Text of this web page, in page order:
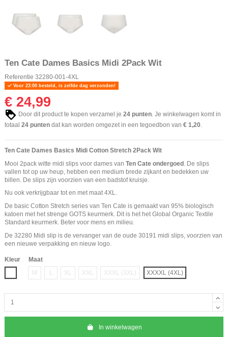
Ten Cate Dames Basics Midi 2Pack Wit
Referentie 32280-001-4XL
Voor 23:00 besteld, is zelfde dag verzonden!
€ 24,99
Door dit product te kopen verzamel je 24 punten . Je winkelwagen komt in
totaal 24 punten dat kan worden omgezet in een tegoedbon van € 1,20
Ten Cate Dames Basics Midi Cotton Stretch 2Pack Wit
Mooi 2pack witte midi slips voor dames van Ten Cate ondergoed . De slips
vallen tot op uw heup, hebben een medium brede zijkant en bedekken uw
billen. De slips zijn voorzien van een badstof kruisje.
Nu ook verkrijgbaar tot en met maat 4XL.
De basic Cotton Stretch series van Ten Cate is gemaakt van 95% biologisch
katoen met het strenge GOTS keurmerk. Dit is het het Global Organic Textile
Standard keurmerk. Beter voor mens en milieu.
De 32280 Midi slip is de vervanger van de oude 30191 midi slips, voorzien van
een nieuwe verpakking en nieuw logo.
Kleur
Maat
M
L XL XXL XXXL (3XL) XXXXL (4XL)
In winkelwagen